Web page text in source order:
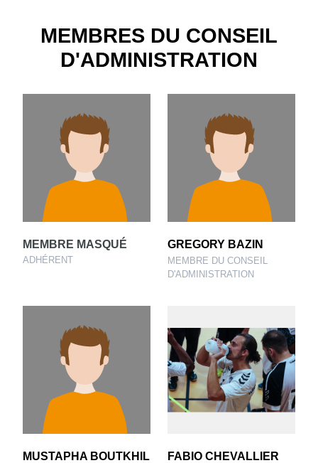
MEMBRES DU CONSEIL
D'ADMINISTRATION
MEMBRE MASQUÉ
ADHÉRENT
GREGORY BAZIN
MEMBRE DU CONSEIL
D'ADMINISTRATION
MUSTAPHA BOUTKHIL FABIO CHEVALLIER